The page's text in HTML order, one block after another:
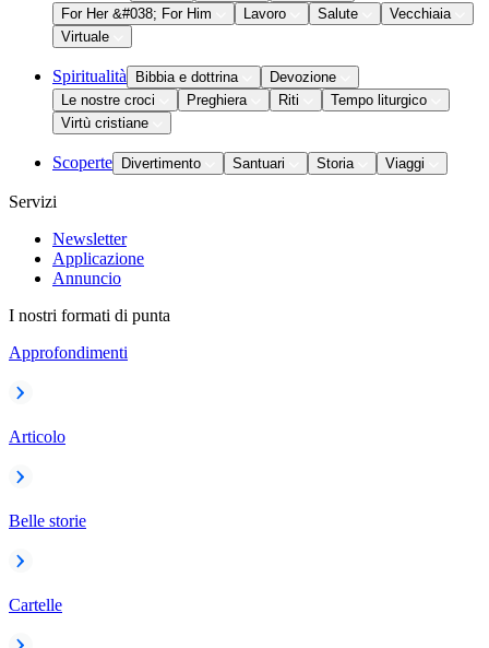
For Her &#038; For Him
Lavoro Salute
Vecchiaia
Virtuale
Spiritualità Bibbia e dottrina
Devozione
Le nostre croci
Preghiera Riti
Tempo liturgico
Virtù cristiane
Scoperte Divertimento Santuari Storia Viaggi
Servizi
Newsletter
Applicazione
Annuncio
I nostri formati di punta
Approfondimenti
Articolo
Belle storie
Cartelle